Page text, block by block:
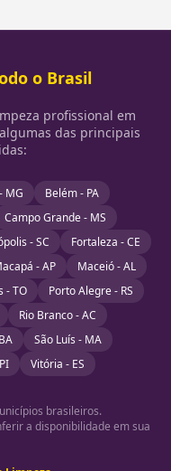
o Brasil
profissional em
das principais
MG
Belém - PA
Campo Grande - MS
- SC
Fortaleza - CE
- AP
Maceió - AL
- TO
Porto Alegre - RS
Rio Branco - AC
São Luís - MA
Vitória - ES
brasileiros.
a disponibilidade em sua